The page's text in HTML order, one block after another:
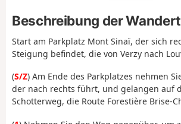
Beschreibung der
Start am Parkplatz Mont Sinaï, der sich
Steigung befindet, die von Verzy nach
(S/Z) Am Ende des Parkplatzes nehmen
der nach rechts führt, und gelangen auf
Schotterweg, die Route Forestière Brise-